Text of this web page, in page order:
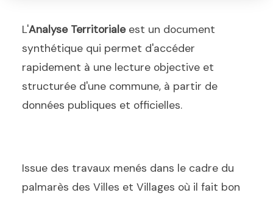
L'Analyse Territorialeest un document
synthétique qui permet d'accéder
rapidement à une lecture objective et
structurée d'une commune, à partir de
données publiques et officielles.
Issue des travaux menés dans le cadre du
palmarès des Villes et Villages où il fait bon